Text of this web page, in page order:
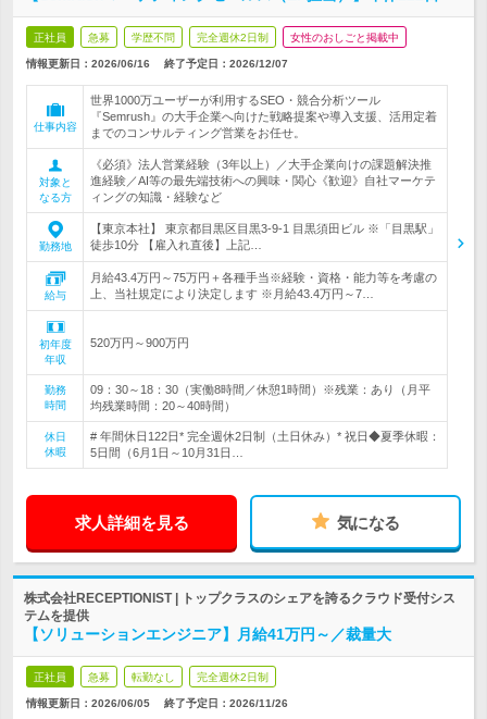
正社員 急募 学歴不問 完全週休2日制 女性のおしごと掲載中
情報更新日：2026/06/16 終了予定日： 2026/12/07
仕事内容
世界1000万ユーザーが利用するSEO・競合分析ツール
『Semrush』の大手企業へ向けた戦略提案や導入支援、活用定着
までのコンサルティング営業をお任せ。
対象と
なる方
《必須》法人営業経験（3年以上）／大手企業向けの課題解決推
進経験／AI等の最先端技術への興味・関心《歓迎》自社マーケテ
ィングの知識・経験など
勤務地
【東京本社】 東京都目黒区目黒3-9-1 目黒須田ビル ※「目黒駅」
徒歩10分 【雇入れ直後】上記…
給与
月給43.4万円～75万円＋各種手当※経験・資格・能力等を考慮の
上、当社規定により決定します ※月給43.4万円～7…
初年度
年収
520万円～900万円
勤務
時間
09：30～18：30（実働8時間／休憩1時間）※残業：あり（月平
均残業時間：20～40時間）
休日
休暇
# 年間休日122日* 完全週休2日制（土日休み）* 祝日◆夏季休暇：
5日間（6月1日～10月31日…
求人詳細を見る 気になる
株式会社RECEPTIONIST | トップクラスのシェアを誇るクラウド受付シス
テムを提供
【ソリューションエンジニア】月給41万円～／裁量大
正社員 急募 転勤なし 完全週休2日制
情報更新日：2026/06/05 終了予定日： 2026/11/26